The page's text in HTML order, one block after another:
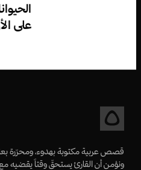
على
قصص عربية مكتوبة بهدوء، ومحرّرة
ونؤمن أن القارئ يستحقّ وقتاً يقضيه